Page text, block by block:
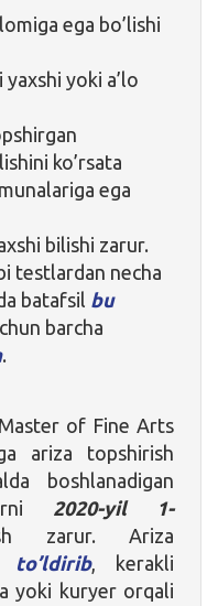
ega bo’lishi
yoki a’lo
ko’rsata
ega
bilishi zarur.
testlardan necha
batafsil bu
barcha
.
of Fine Arts
ariza topshirish
boshlanadigan
2020-yil 1-
zarur. Ariza
to’ldirib, kerakli
yoki kuryer orqali